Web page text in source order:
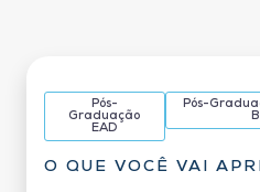
Pós-
Graduação
EAD
Pós-
O QUE VOCÊ VAI